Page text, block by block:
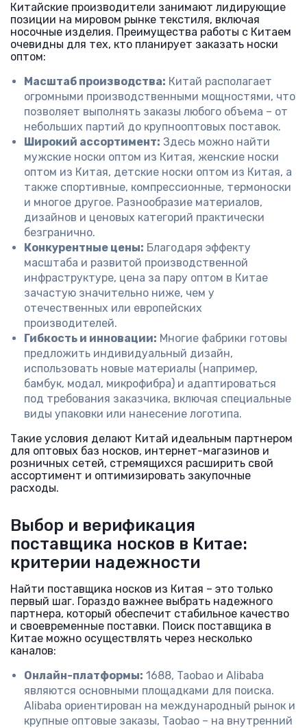
Китайские производители занимают лидирующие
позиции на мировом рынке текстиля, включая
носочные изделия. Преимущества работы с Китаем
очевидны для тех, кто планирует заказать носки
оптом:
Масштаб производства: Китай располагает
огромными производственными мощностями, что
позволяет выполнять заказы любого объема – от
небольших партий до крупнооптовых поставок.
Широкий ассортимент: Здесь можно найти
мужские носки оптом из Китая, женские носки
оптом из Китая, детские носки оптом из Китая, а
также спортивные, компрессионные, термоноски
и многое другое. Разнообразие материалов,
дизайнов и ценовых категорий практически
безгранично.
Конкурентные цены: Благодаря эффекту
масштаба и развитой производственной
инфраструктуре, цена за пару оптом в Китае
зачастую значительно ниже, чем у
отечественных или европейских
производителей.
Гибкость и инновации: Многие фабрики готовы
предложить индивидуальный дизайн,
использовать новые материалы (например,
бамбук, модал, микрофибра) и адаптироваться
под требования заказчика, включая специальные
виды упаковки или нанесение логотипа.
Такие условия делают Китай идеальным партнером
для оптовых баз носков, интернет-магазинов и
розничных сетей, стремящихся расширить свой
ассортимент и оптимизировать закупочные
расходы.
Выбор и верификация
поставщика носков в Китае:
критерии надежности
Найти поставщика носков из Китая – это только
первый шаг. Гораздо важнее выбрать надежного
партнера, который обеспечит стабильное качество
и своевременные поставки. Поиск поставщика в
Китае можно осуществлять через несколько
каналов:
Онлайн-платформы: 1688, Taobao и Alibaba
являются основными площадками для поиска.
Alibaba ориентирован на международный рынок и
крупные оптовые заказы, Taobao – на внутренний